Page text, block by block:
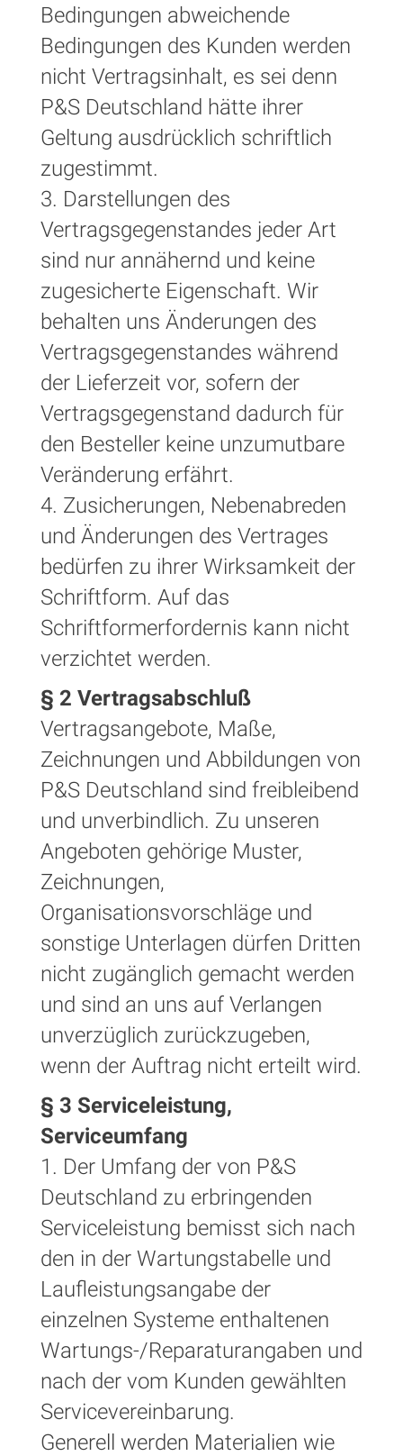
Bedingungen abweichende
Bedingungen des Kunden werden
nicht Vertragsinhalt, es sei denn
P&S Deutschland hätte ihrer
Geltung ausdrücklich schriftlich
zugestimmt.
3. Darstellungen des
Vertragsgegenstandes jeder Art
sind nur annähernd und keine
zugesicherte Eigenschaft. Wir
behalten uns Änderungen des
Vertragsgegenstandes während
der Lieferzeit vor, sofern der
Vertragsgegenstand dadurch für
den Besteller keine unzumutbare
Veränderung erfährt.
4. Zusicherungen, Nebenabreden
und Änderungen des Vertrages
bedürfen zu ihrer Wirksamkeit der
Schriftform. Auf das
Schriftformerfordernis kann nicht
verzichtet werden.
§ 2 Vertragsabschluß
Vertragsangebote, Maße,
Zeichnungen und Abbildungen von
P&S Deutschland sind freibleibend
und unverbindlich. Zu unseren
Angeboten gehörige Muster,
Zeichnungen,
Organisationsvorschläge und
sonstige Unterlagen dürfen Dritten
nicht zugänglich gemacht werden
und sind an uns auf Verlangen
unverzüglich zurückzugeben,
wenn der Auftrag nicht erteilt wird.
§ 3 Serviceleistung,
Serviceumfang
1. Der Umfang der von P&S
Deutschland zu erbringenden
Serviceleistung bemisst sich nach
den in der Wartungstabelle und
Laufleistungsangabe der
einzelnen Systeme enthaltenen
Wartungs-/Reparaturangaben und
nach der vom Kunden gewählten
Servicevereinbarung.
Generell werden Materialien wie